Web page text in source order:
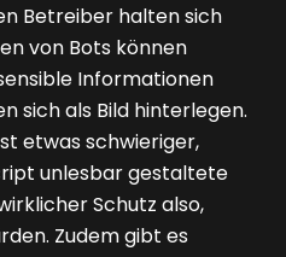
Betreiber halten sich
von Bots können
Informationen
sich als Bild hinterlegen.
etwas schwieriger,
unlesbar gestaltete
Schutz also,
Zudem gibt es